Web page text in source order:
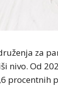
za
nivo. Od
procentnih